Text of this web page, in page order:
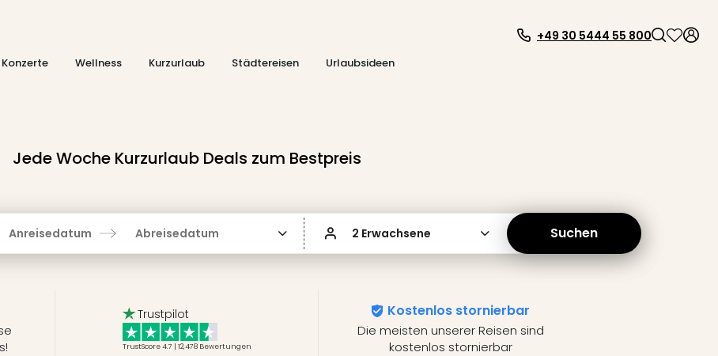
Konzerte Wellness Kurzurlaub Städtereisen
Urlaubsideen
+49 30 5444 55 800
Jede Woche Kurzurlaub Deals zum Bestpreis
Anreisedatum Abreisedatum 2 Erwachsene Suchen
Trustpilot
TrustScore 4.7 | 12,478 Bewertungen
Kostenlos stornierbar
Die meisten unserer Reisen sind
kostenlos stornierbar